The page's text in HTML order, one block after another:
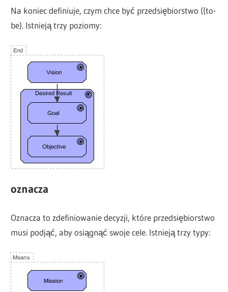
Na koniec definiuje, czym chce być przedsiębiorstwo ((to-
be). Istnieją trzy poziomy:
oznacza
Oznacza to zdefiniowanie decyzji, które przedsiębiorstwo
musi podjąć, aby osiągnąć swoje cele. Istnieją trzy typy: